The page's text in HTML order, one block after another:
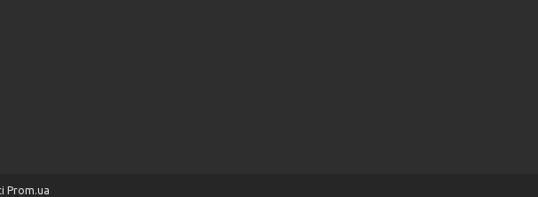
Prom.ua